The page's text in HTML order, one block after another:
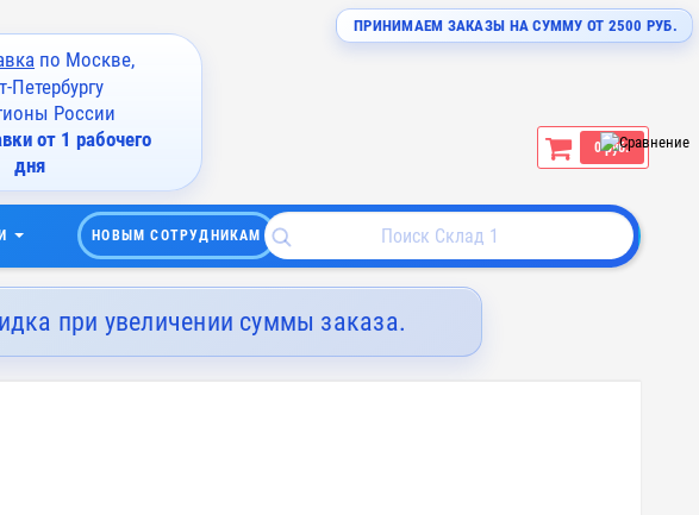
ПРИНИМАЕМ ЗАКАЗЫ НА СУММУ ОТ 2500 РУБ.
по Москве,
Петербургу
России
от 1 рабочего
дня
0 руб.
НОВЫМ СОТРУДНИКАМ
при увеличении суммы заказа.